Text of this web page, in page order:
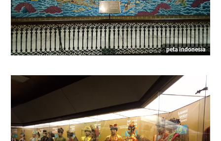
peta Indonesia